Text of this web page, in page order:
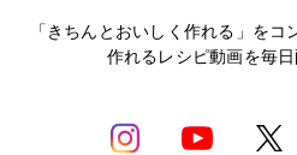
「きちんとおいしく作れる」をコ
作れるレシピ動画を毎日